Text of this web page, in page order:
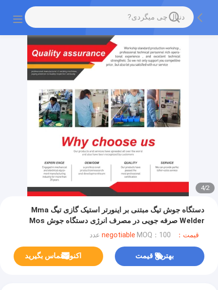
2
/
4
دستگاه جوش تیگ مبتنی بر اینورتر استیک گازی تیگ Mma
Welder صرفه جویی در مصرف انرژی دستگاه جوش Mos
قیمت：negotiable MOQ：100 عدد
بهترین قیمت اکنون تماس بگیرید